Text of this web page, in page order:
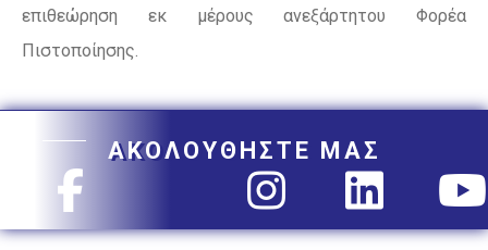
επιθεώρηση εκ μέρους ανεξάρτητου Φορέα
Πιστοποίησης.
ΑΚΟΛΟΥΘΗΣΤΕ ΜΑΣ